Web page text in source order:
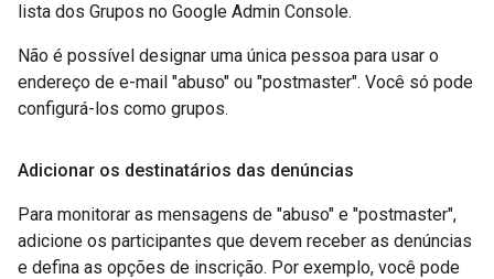
lista dos Grupos no Google Admin Console.
Não é possível designar uma única pessoa para usar o
endereço de e-mail "abuso" ou "postmaster". Você só pode
configurá-los como grupos.
Adicionar os destinatários das denúncias
Para monitorar as mensagens de "abuso" e "postmaster",
adicione os participantes que devem receber as denúncias
e defina as opções de inscrição. Por exemplo, você pode